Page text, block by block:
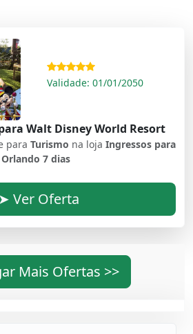
Validade: 01/01/2050
Walt Disney World Resort
para Turismo na loja Ingressos para
7 dias
➤ Ver Oferta
Mais Ofertas >>